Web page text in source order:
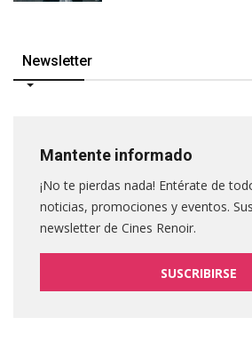
Newsletter
Mantente informado
¡No te pierdas nada! Entérate de
noticias, promociones y eventos.
newsletter de Cines Renoir.
SUSCRIBIRSE